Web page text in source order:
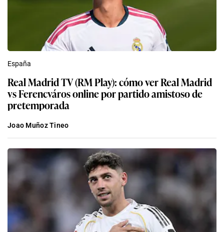
España
Real Madrid TV (RM Play): cómo ver Real Madrid
vs Ferencváros online por partido amistoso de
pretemporada
Joao Muñoz Tineo